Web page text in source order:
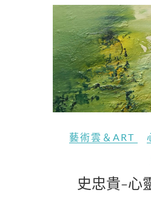
藝術雲＆ART
史忠貴-心